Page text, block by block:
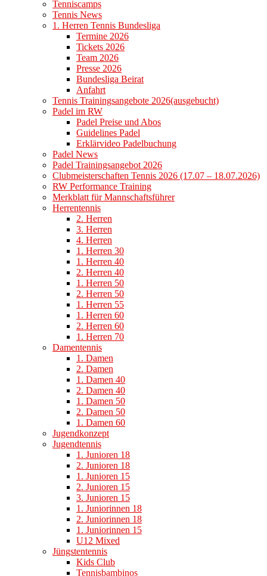
Tenniscamps
Tennis News
1. Herren Tennis Bundesliga
Termine 2026
Tickets 2026
Team 2026
Presse 2026
Bundesliga Beirat
Anfahrt
Tennis Trainingsangebote 2026(ausgebucht)
Padel im RW
Padel Preise und Abos
Guidelines Padel
Erklärvideo Padelbuchung
Padel News
Padel Trainingsangebot 2026
Clubmeisterschaften Tennis 2026 (17.07 – 18.07.2026)
RW Performance Training
Merkblatt für Mannschaftsführer
Herrentennis
2. Herren
3. Herren
4. Herren
1. Herren 30
1. Herren 40
2. Herren 40
1. Herren 50
2. Herren 50
1. Herren 55
1. Herren 60
2. Herren 60
1. Herren 70
Damentennis
1. Damen
2. Damen
1. Damen 40
2. Damen 40
1. Damen 50
2. Damen 50
1. Damen 60
Jugendkonzept
Jugendtennis
1. Junioren 18
2. Junioren 18
1. Junioren 15
2. Junioren 15
3. Junioren 15
1. Juniorinnen 18
2. Juniorinnen 18
1. Juniorinnen 15
U12 Mixed
Jüngstentennis
Kids Club
Tennisbambinos